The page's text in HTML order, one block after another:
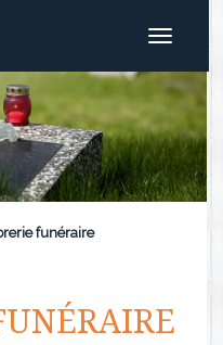
Toggle
funéraire